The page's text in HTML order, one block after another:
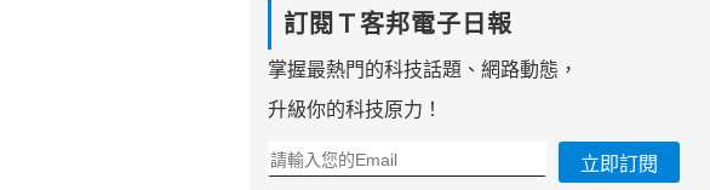
訂閱Ｔ客邦電子日報
掌握最熱門的科技話題、網路動態，
升級你的科技原力！
立即訂閱